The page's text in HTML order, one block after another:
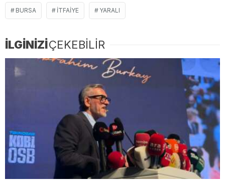
BURSA ITFAIYE YARALI
İLGİNİZİÇEKEBİLİR